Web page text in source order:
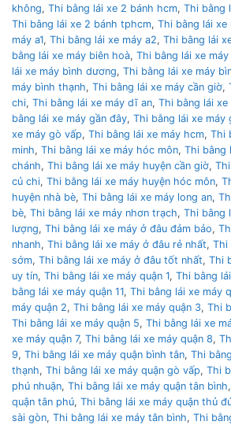
không, Thi bằng lái xe 2 bánh hcm, Thi bằng
Thi bằng lái xe 2 bánh tphcm, Thi bằng lái xe
máy a1, Thi bằng lái xe máy a2, Thi bằng lái
bằng lái xe máy biên hoà, Thi bằng lái xe
lái xe máy bình dương, Thi bằng lái xe máy
máy bình thạnh, Thi bằng lái xe máy cần giờ,
chi, Thi bằng lái xe máy dĩ an, Thi bằng lái
bằng lái xe máy gần đây, Thi bằng lái xe máy
xe máy gò vấp, Thi bằng lái xe máy hcm, Thi
minh, Thi bằng lái xe máy hóc môn, Thi bằng
chánh, Thi bằng lái xe máy huyện cần giờ,
củ chi, Thi bằng lái xe máy huyện hóc môn,
huyện nhà bè, Thi bằng lái xe máy long an,
bè, Thi bằng lái xe máy nhơn trạch, Thi bằng
lượng, Thi bằng lái xe máy ở đâu đảm bảo,
nhanh, Thi bằng lái xe máy ở đâu rẻ nhất, Thi
sớm, Thi bằng lái xe máy ở đâu tốt nhất, Thi
uy tín, Thi bằng lái xe máy quận 1, Thi bằng
bằng lái xe máy quận 11, Thi bằng lái xe máy
máy quận 2, Thi bằng lái xe máy quận 3, Thi
Thi bằng lái xe máy quận 5, Thi bằng lái xe
xe máy quận 7, Thi bằng lái xe máy quận 8,
9, Thi bằng lái xe máy quận bình tân, Thi
thạnh, Thi bằng lái xe máy quận gò vấp, Thi
phú nhuận, Thi bằng lái xe máy quận tân bình,
quận tân phú, Thi bằng lái xe máy quận thủ
sài gòn, Thi bằng lái xe máy tân bình, Thi